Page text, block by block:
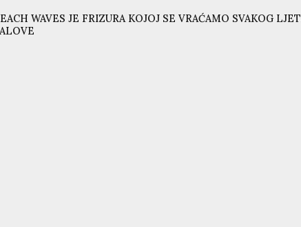
WAVES JE FRIZURA KOJOJ SE VRAĆAMO SVAKOG